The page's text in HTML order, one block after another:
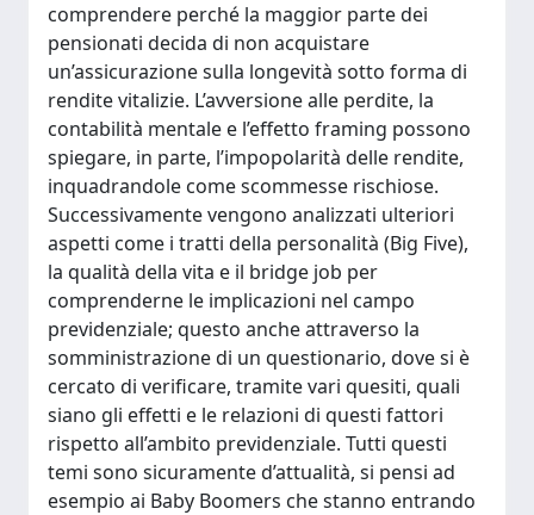
comprendere perché la maggior parte dei
pensionati decida di non acquistare
un’assicurazione sulla longevità sotto forma di
rendite vitalizie. L’avversione alle perdite, la
contabilità mentale e l’effetto framing possono
spiegare, in parte, l’impopolarità delle rendite,
inquadrandole come scommesse rischiose.
Successivamente vengono analizzati ulteriori
aspetti come i tratti della personalità (Big Five),
la qualità della vita e il bridge job per
comprenderne le implicazioni nel campo
previdenziale; questo anche attraverso la
somministrazione di un questionario, dove si è
cercato di verificare, tramite vari quesiti, quali
siano gli effetti e le relazioni di questi fattori
rispetto all’ambito previdenziale. Tutti questi
temi sono sicuramente d’attualità, si pensi ad
esempio ai Baby Boomers che stanno entrando